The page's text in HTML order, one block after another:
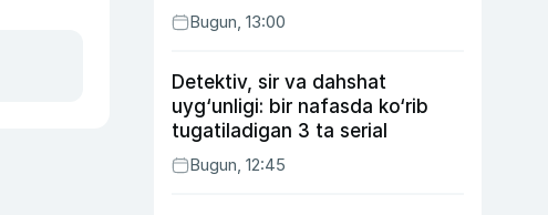
transferga aylandi
Bugun, 13:00
Detektiv, sir va dahshat
uyg‘unligi: bir nafasda ko‘rib
tugatiladigan 3 ta serial
Bugun, 12:45